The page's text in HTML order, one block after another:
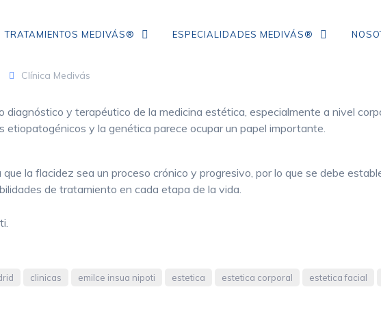
TRATAMIENTOS MEDIVÁS®
TRATAMIENTO DE
COLÁGENO
CORRECCIÓN DE
ESPECIALIDADES MEDIVÁS®
Clínica Medivás
diagnóstico y terapéutico de la medicina estética, especialmente a nivel
etiopatogénicos y la genética parece ocupar un papel importante.
la flacidez sea un proceso crónico y progresivo, por lo que se debe
de tratamiento en cada etapa de la vida.
clinicas emilce insua nipoti estetica estetica corporal estetica facial